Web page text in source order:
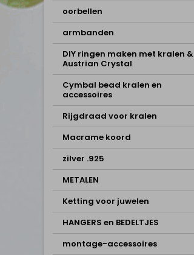
oorbellen
armbanden
DIY ringen maken met kralen &
Austrian Crystal
Cymbal bead kralen en
accessoires
Rijgdraad voor kralen
Macrame koord
zilver .925
METALEN
Ketting voor juwelen
HANGERS en BEDELTJES
montage-accessoires